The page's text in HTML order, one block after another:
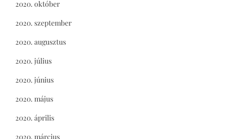
2020. október
2020. szeptember
2020. augusztus
2020. július
2020. június
2020. május
2020. április
2020. március